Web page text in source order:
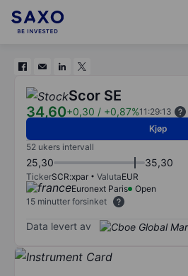
Scor SE
34,60+0,30 / +0,87%11:29:13
Kjøp
52 ukers intervall
25,30 35,30
TickerSCR:xpar ValutaEUR
Euronext Paris
Open
15 minutter forsinket
Data levert av